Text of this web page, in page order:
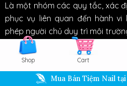
Là một nhóm các quy tắc, xác
phục vụ liên quan đến hành vi
phép người chủ duy trì môi
tổ chức và công bằng, không
nhân viên và cả khách hàng.
Shop Cart
Mua Bán Tiệm Nail